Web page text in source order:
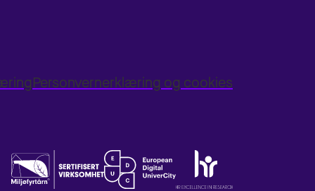
Personvernerklæring og cookies